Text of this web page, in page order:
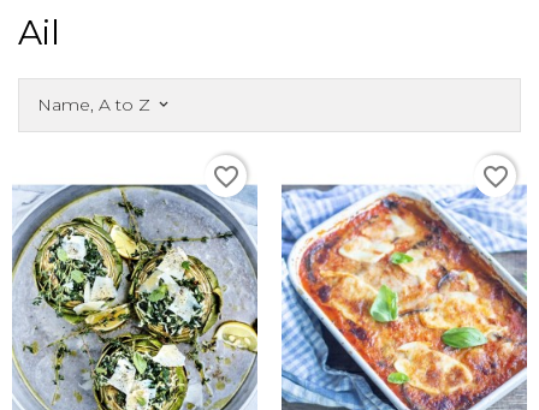
Ail
Name, A to Z keyboard_arrow_down
favorite_border favorite_border